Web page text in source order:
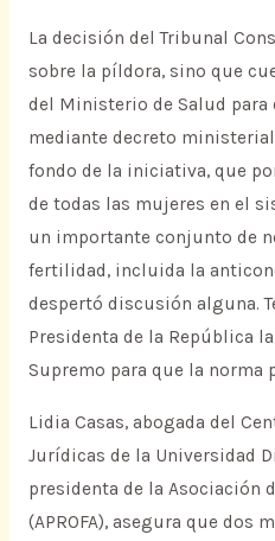
La decisión del Tribunal
sobre la píldora, sino que
del Ministerio de Salud
mediante decreto
fondo de la iniciativa, que
de todas las mujeres en el
un importante conjunto de
fertilidad, incluida la
despertó discusión alguna.
Presidenta de la República
Supremo para que la norma
Lidia Casas, abogada del
Jurídicas de la Universidad
presidenta de la Asociación
(APROFA), asegura que dos